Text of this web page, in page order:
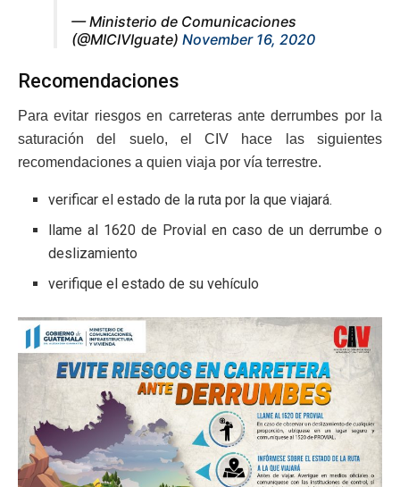
— Ministerio de Comunicaciones
(@MICIVIguate) November 16, 2020
Recomendaciones
Para evitar riesgos en carreteras ante derrumbes por la
saturación del suelo, el CIV hace las siguientes
recomendaciones a quien viaja por vía terrestre.
verificar el estado de la ruta por la que viajará.
llame al 1620 de Provial en caso de un derrumbe o
deslizamiento
verifique el estado de su vehículo